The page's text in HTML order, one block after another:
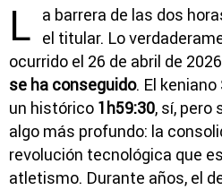
L
a barrera de las dos
el titular. Lo
ocurrido el 26 de abril de
se ha conseguido. El keniano
un histórico 1h59:30, sí, pero
algo más profundo: la
revolución tecnológica que
atletismo. Durante años, el